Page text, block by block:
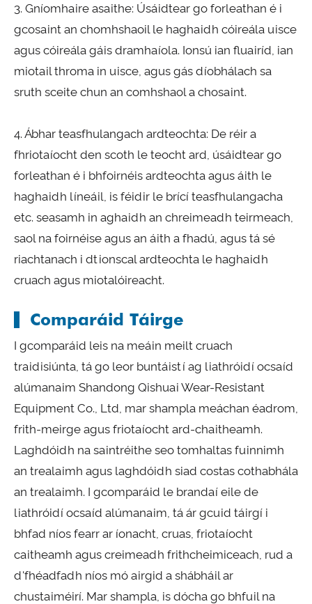
3. Gníomhaire asaithe: Úsáidtear go forleathan é i
gcosaint an chomhshaoil ​​le haghaidh cóireála uisce
agus cóireála gáis dramhaíola. Ionsú ian fluairíd, ian
miotail throma in uisce, agus gás díobhálach sa
sruth sceite chun an comhshaol a chosaint.
4. Ábhar teasfhulangach ardteochta: De réir a
fhriotaíocht den scoth le teocht ard, úsáidtear go
forleathan é i bhfoirnéis ardteochta agus áith le
haghaidh líneáil, is féidir le brící teasfhulangacha
etc. seasamh in aghaidh an chreimeadh teirmeach,
saol na foirnéise agus an áith a fhadú, agus tá sé
riachtanach i dtionscal ardteochta le haghaidh
cruach agus miotalóireacht.
Comparáid Táirge
I gcomparáid leis na meáin meilt cruach
traidisiúnta, tá go leor buntáistí ag liathróidí ocsaíd
alúmanaim Shandong Qishuai Wear-Resistant
Equipment Co., Ltd, mar shampla meáchan éadrom,
frith-meirge agus friotaíocht ard-chaitheamh.
Laghdóidh na saintréithe seo tomhaltas fuinnimh
an trealaimh agus laghdóidh siad costas cothabhála
an trealaimh. I gcomparáid le brandaí eile de
liathróidí ocsaíd alúmanaim, tá ár gcuid táirgí i
bhfad níos fearr ar íonacht, cruas, friotaíocht
caitheamh agus creimeadh frithcheimiceach, rud a
d'fhéadfadh níos mó airgid a shábháil ar
chustaiméirí. Mar shampla, is dócha go bhfuil na